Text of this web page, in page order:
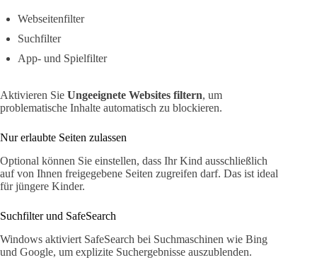
Webseitenfilter
Suchfilter
App- und Spielfilter
Aktivieren Sie Ungeeignete Websites filtern, um
problematische Inhalte automatisch zu blockieren.
Nur erlaubte Seiten zulassen
Optional können Sie einstellen, dass Ihr Kind ausschließlich
auf von Ihnen freigegebene Seiten zugreifen darf. Das ist ideal
für jüngere Kinder.
Suchfilter und SafeSearch
Windows aktiviert SafeSearch bei Suchmaschinen wie Bing
und Google, um explizite Suchergebnisse auszublenden.